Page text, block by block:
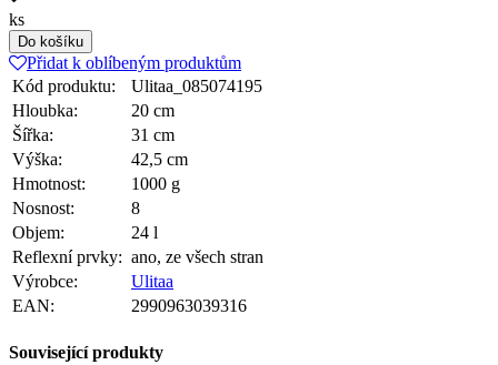
ks
Do košíku
Přidat k oblíbeným produktům
Kód produktu:
Ulitaa_085074195
Hloubka:
20 cm
Šířka:
31 cm
Výška:
42,5 cm
Hmotnost:
1000 g
Nosnost:
8
Objem:
24 l
Reflexní prvky: ano, ze všech stran
Výrobce:
Ulitaa
EAN:
2990963039316
Související produkty